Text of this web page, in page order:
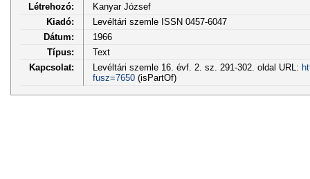
Létrehozó:
Kanyar József
Kiadó:
Levéltári szemle ISSN 0457-6047
Dátum:
1966
Típus:
Text
Kapcsolat:
Levéltári szemle 16. évf. 2. sz. 291-302. oldal URL:
fusz=7650(isPartOf)